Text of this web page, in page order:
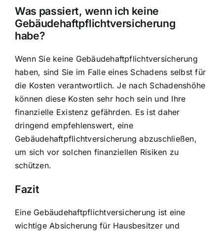
Was passiert, wenn ich keine
Gebäudehaftpflichtversicherung
habe?
Wenn Sie keine Gebäudehaftpflichtversicherung
haben, sind Sie im Falle eines Schadens selbst für
die Kosten verantwortlich. Je nach Schadenshöhe
können diese Kosten sehr hoch sein und Ihre
finanzielle Existenz gefährden. Es ist daher
dringend empfehlenswert, eine
Gebäudehaftpflichtversicherung abzuschließen,
um sich vor solchen finanziellen Risiken zu
schützen.
Fazit
Eine Gebäudehaftpflichtversicherung ist eine
wichtige Absicherung für Hausbesitzer und